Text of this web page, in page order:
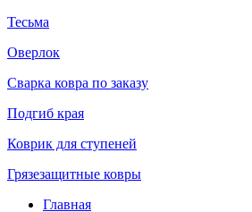
Тесьма
Оверлок
Сварка ковра по заказу
Подгиб края
Коврик для ступеней
Грязезащитные ковры
Главная